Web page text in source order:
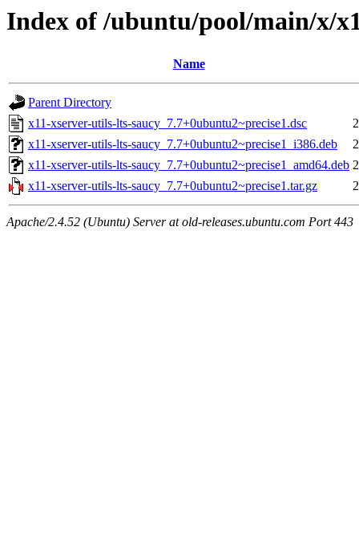
Index of /ubuntu/pool/main/x/
Name
Parent Directory
x11-xserver-utils-lts-saucy_7.7+0ubuntu2~precise1.dsc
x11-xserver-utils-lts-saucy_7.7+0ubuntu2~precise1_i386.deb
x11-xserver-utils-lts-saucy_7.7+0ubuntu2~precise1_amd64.deb
x11-xserver-utils-lts-saucy_7.7+0ubuntu2~precise1.tar.gz
Apache/2.4.52 (Ubuntu) Server at old-releases.ubuntu.com Port 443